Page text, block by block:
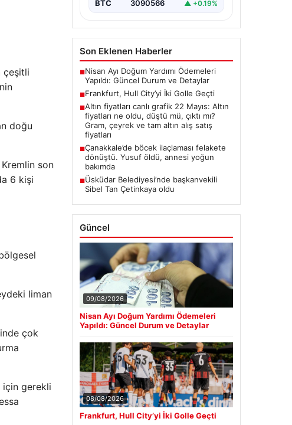
çeşitli
doğu
Kremlin son
6 kişi
liman
çok
için gerekli
BTC 3090566 ▲ +0.19%
Son Eklenen Haberler
■Nisan Ayı Doğum Yardımı Ödemeleri
Yapıldı: Güncel Durum ve Detaylar
■Frankfurt, Hull City’yi İki Golle Geçti
■Altın fiyatları canlı grafik 22 Mayıs: Altın
fiyatları ne oldu, düştü mü, çıktı mı?
Gram, çeyrek ve tam altın alış satış
fiyatları
■Çanakkale’de böcek ilaçlaması felakete
dönüştü. Yusuf öldü, annesi yoğun
bakımda
■Üsküdar Belediyesi’nde başkanvekili
Sibel Tan Çetinkaya oldu
Güncel
09/08/2026
Nisan Ayı Doğum Yardımı Ödemeleri
Yapıldı: Güncel Durum ve Detaylar
08/08/2026
Frankfurt, Hull City’yi İki Golle Geçti